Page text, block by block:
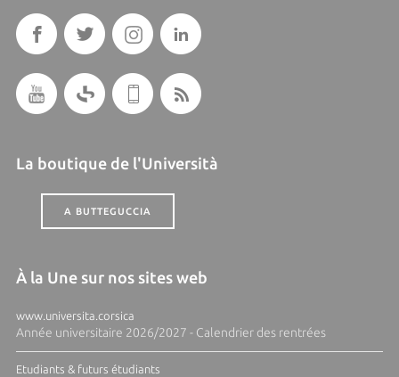
La boutique de l'Università
A BUTTEGUCCIA
À la Une sur nos sites web
www.universita.corsica
Année universitaire 2026/2027 - Calendrier des rentrées
Etudiants & futurs étudiants